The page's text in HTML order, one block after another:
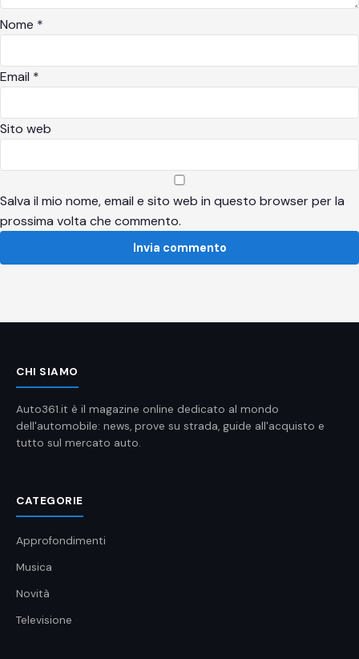
Nome *
Email *
Sito web
Salva il mio nome, email e sito web in questo browser per la
prossima volta che commento.
CHI SIAMO
Auto361.it è il magazine online dedicato al mondo
dell'automobile: news, prove su strada, guide all'acquisto e
tutto sul mercato auto.
CATEGORIE
Approfondimenti
Musica
Novità
Televisione